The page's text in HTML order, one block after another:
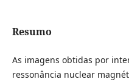
Resumo
As imagens obtidas por
ressonância nuclear